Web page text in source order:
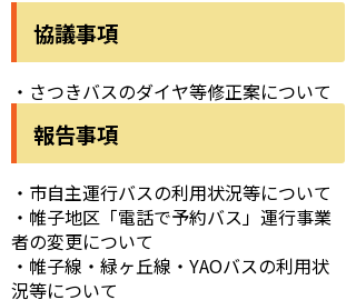
協議事項
・さつきバスのダイヤ等修正案について
報告事項
・市自主運行バスの利用状況等について
・帷子地区「電話で予約バス」運行事業
者の変更について
・帷子線・緑ヶ丘線・YAOバスの利用状
況等について